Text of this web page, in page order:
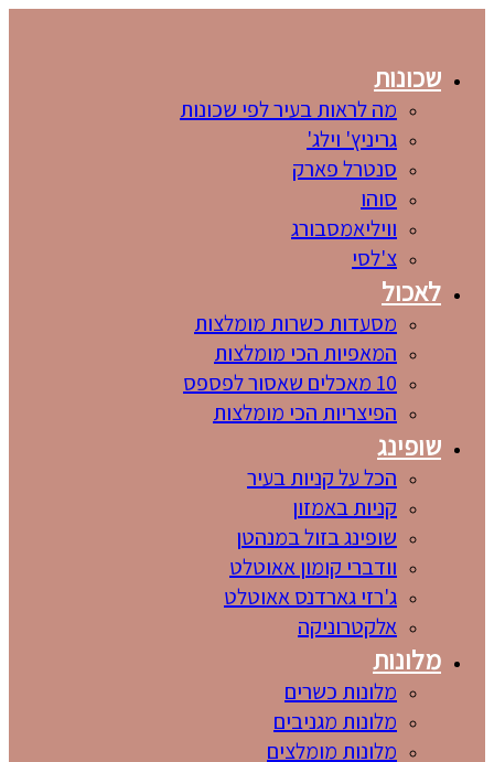
שכונות
מה לראות בעיר לפי שכונות
גריניץ' וילג'
סנטרל פארק
סוהו
וויליאמסבורג
צ'לסי
לאכול
מסעדות כשרות מומלצות
המאפיות הכי מומלצות
10 מאכלים שאסור לפספס
הפיצריות הכי מומלצות
שופינג
הכל על קניות בעיר
קניות באמזון
שופינג בזול במנהטן
וודברי קומון אאוטלט
ג'רזי גארדנס אאוטלט
אלקטרוניקה
מלונות
מלונות כשרים
מלונות מגניבים
מלונות מומלצים